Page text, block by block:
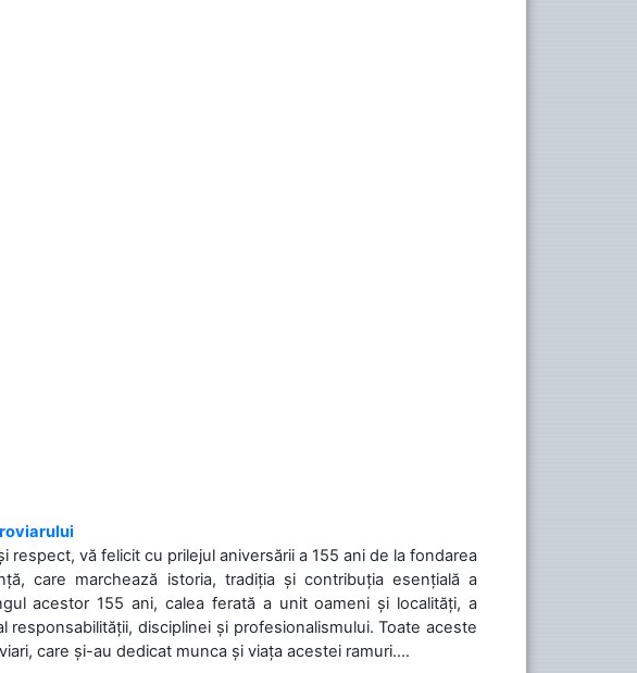
vă felicit cu prilejul aniversării a 155 ani de la fondarea
care marchează istoria, tradiția și contribuția esențială a
acestor 155 ani, calea ferată a unit oameni și localități, a
disciplinei și profesionalismului. Toate aceste
care și-au dedicat munca și viața acestei ramuri....